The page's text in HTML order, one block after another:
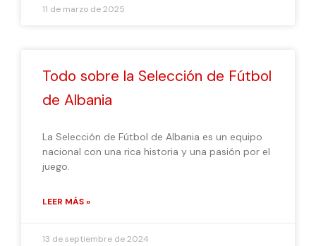
11 de marzo de 2025
Todo sobre la Selección de Fútbol
de Albania
La Selección de Fútbol de Albania es un equipo
nacional con una rica historia y una pasión por el
juego.
LEER MÁS »
13 de septiembre de 2024